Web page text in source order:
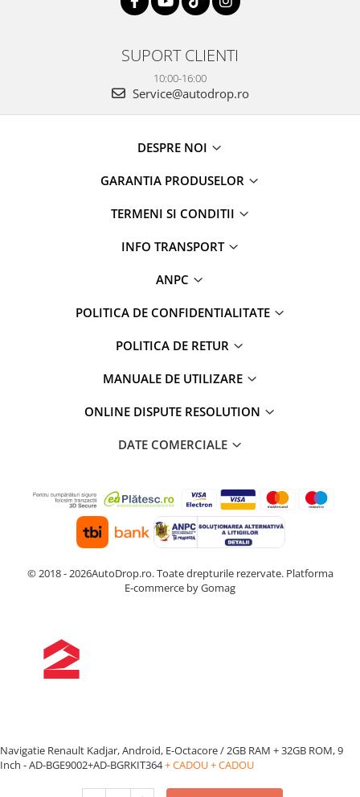
SUPORT CLIENTI
10:00-16:00
Service@autodrop.ro
DESPRE NOI
GARANTIA PRODUSELOR
TERMENI SI CONDITII
INFO TRANSPORT
ANPC
POLITICA DE CONFIDENTIALITATE
POLITICA DE RETUR
MANUALE DE UTILIZARE
ONLINE DISPUTE RESOLUTION
DATE COMERCIALE
© 2018 - 2026AutoDrop.ro. Toate drepturile rezervate. Platforma
E-commerce by Gomag
Navigatie Renault Kadjar, Android, E-Octacore / 2GB RAM + 32GB ROM, 9
Inch - AD-BGE9002+AD-BGRKIT364+ CADOU+ CADOU